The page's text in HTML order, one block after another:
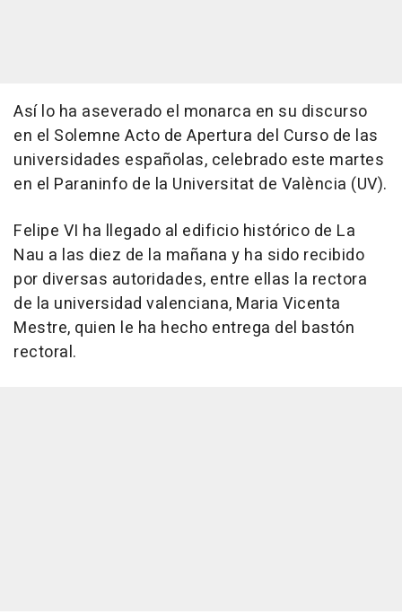
Así lo ha aseverado el monarca en su discurso
en el Solemne Acto de Apertura del Curso de las
universidades españolas, celebrado este martes
en el Paraninfo de la Universitat de València (UV).
Felipe VI ha llegado al edificio histórico de La
Nau a las diez de la mañana y ha sido recibido
por diversas autoridades, entre ellas la rectora
de la universidad valenciana, Maria Vicenta
Mestre, quien le ha hecho entrega del bastón
rectoral.